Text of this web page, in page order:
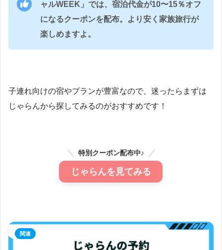
ャルWEEK」では、宿泊代金が10〜15％オフ
になるクーポンを配布。より安く家族旅行が
楽しめますよ。
子連れ向けの宿やプランが豊富なので、迷ったらまずは
じゃらんから探してみるのがおすすめです！
特別クーポン配布中♪
じゃらんを見てみる